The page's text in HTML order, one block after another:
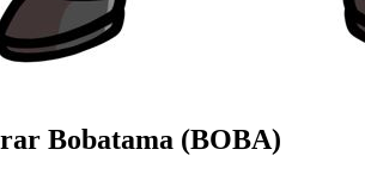
Bobatama (BOBA)